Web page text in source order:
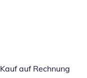
Kauf auf Rechnung